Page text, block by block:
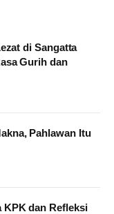
di Sangatta
Gurih dan
Pahlawan Itu
KPK dan Refleksi